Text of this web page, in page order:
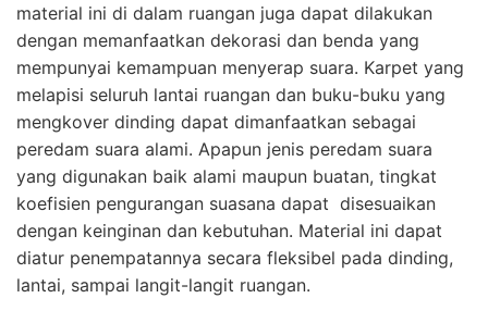
material ini di dalam ruangan juga dapat dilakukan
dengan memanfaatkan dekorasi dan benda yang
mempunyai kemampuan menyerap suara. Karpet yang
melapisi seluruh lantai ruangan dan buku-buku yang
mengkover dinding dapat dimanfaatkan sebagai
peredam suara alami. Apapun jenis peredam suara
yang digunakan baik alami maupun buatan, tingkat
koefisien pengurangan suasana dapat disesuaikan
dengan keinginan dan kebutuhan. Material ini dapat
diatur penempatannya secara fleksibel pada dinding,
lantai, sampai langit-langit ruangan.